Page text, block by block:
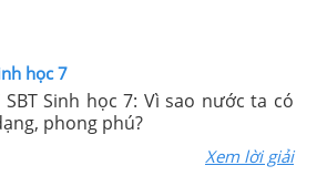
học 7
Sinh học 7: Vì sao nước ta có
phong phú?
Xem lời giải